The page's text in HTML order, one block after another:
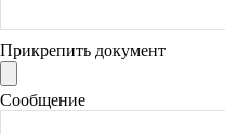
Прикрепить документ
Сообщение